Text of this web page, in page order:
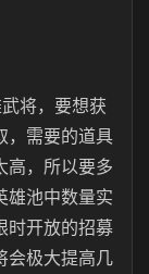
将，要想获
，需要的道具
高，所以要多
雄池中数量实
时开放的招募
会极大提高几